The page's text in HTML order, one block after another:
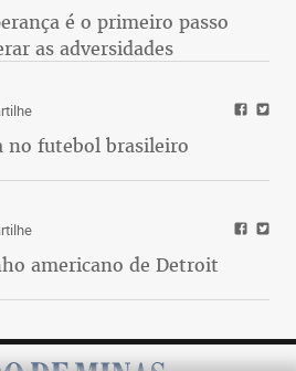
é o primeiro passo
as adversidades
no futebol brasileiro
americano de Detroit